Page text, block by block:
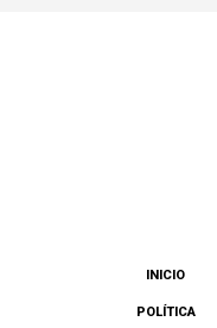
INICIO
POLÍTICA